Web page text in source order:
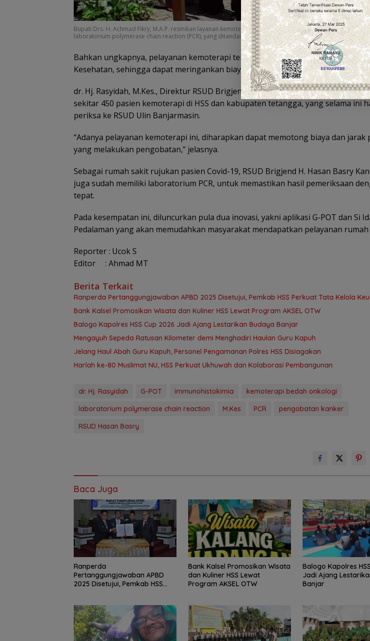
Bupati Drs. H. Achmad Fikry, M.A.P. resmikan layanan kemoterapi bedah onkologi untuk pengobatan
laboratorium polymerase chain reaction (PCR), yang ditandai pemotongan pita melati
Bahkan ungkapnya, pelayanan kemoterapi tersebut juga sudah didukung
Kesehatan, sehingga dapat meringankan biaya pengobatan bagi masyarakat.
dr. Hj. Rasyidah, M.Kes., Direktur RSUD Brigjend H. Hasan Basry
sekitar 450 pasien kemoterapi di HSS dan kabupaten tetangga, yang selama ini
periksa ke RSUD Ulin Banjarmasin.
“Adanya pelayanan kemoterapi ini, diharapkan dapat memotong biaya dan jarak
yang melakukan pengobatan,” jelasnya.
Sebagai rumah sakit rujukan pasien Covid-19, RSUD Brigjend H. Hasan Basry
juga sudah memiliki laboratorium PCR, untuk memastikan hasil pemeriksaan
tepat.
Pada kesempatan ini, diluncurkan pula dua inovasi, yakni aplikasi G-POT dan Si
Pedalaman yang akan memudahkan masyarakat mendapatkan pelayanan
Reporter : Ucok S
Editor : Ahmad MT
Berita Terkait
Ranperda Pertanggungjawaban APBD 2025 Disetujui, Pemkab HSS Perkuat Tata Kelola
Bank Kalsel Promosikan Wisata dan Kuliner HSS Lewat Program AKSEL OTW
Balogo Kapolres HSS Cup 2026 Jadi Ajang Lestarikan Budaya Banjar
Mengayuh Sepeda Ratusan Kilometer demi Menghadiri Haulan Guru Kapuh
Jelang Haul Abah Guru Kapuh, Personel Pengamanan Polres HSS Disiagakan
Harlah ke-80 Muslimat NU, HSS Perkuat Ukhuwah dan Kolaborasi Pembangunan
dr. Hj. Rasyidah G-POT immunohistokimia
kemoterapi bedah onkologi
laboratorium polymerase chain reaction
M.Kes PCR
pengobatan kanker
RSUD Hasan Basry
Baca Juga
Ranperda
Pertanggungjawaban APBD
2025 Disetujui, Pemkab HSS
Bank Kalsel Promosikan Wisata
dan Kuliner HSS Lewat
Program AKSEL OTW
Balogo Kapolres
Jadi Ajang
Banjar